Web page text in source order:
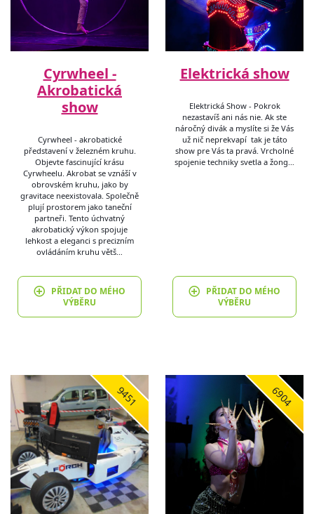
Cyrwheel -
Akrobatická
show
Cyrwheel - akrobatické
představení v železném kruhu.
Objevte fascinující krásu
Cyrwheelu. Akrobat se vznáší v
obrovském kruhu, jako by
gravitace neexistovala. Společně
plují prostorem jako taneční
partneři. Tento úchvatný
akrobatický výkon spojuje
lehkost a eleganci s precizním
ovládáním kruhu větš…
PŘIDAT DO MÉHO
VÝBĚRU
Elektrická show
Elektrická Show - Pokrok
nezastavíš ani nás nie. Ak ste
náročný divák a myslíte si že Vás
už nič neprekvapí tak je táto
show pre Vás ta pravá. Vrcholné
spojenie techniky svetla a žong…
PŘIDAT DO MÉHO
VÝBĚRU
9451 6904